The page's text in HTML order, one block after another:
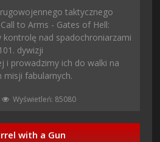
taktycznego
to Arms - Gates of Hell:
nad spadochroniarzami
dywizji
i prowadzimy ich do walki na
misji fabularnych.
Wyświetleń: 85080
with a Gun